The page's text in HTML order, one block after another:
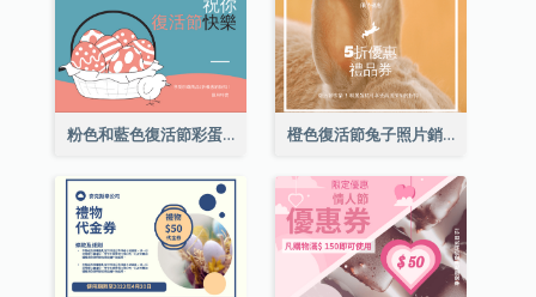
粉色和藍色復活節彩蛋銷售禮品卡 橙色復活節兔子照片銷售禮品卡